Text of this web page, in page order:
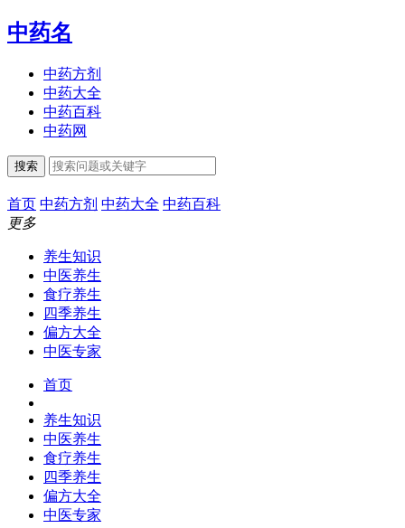
中药名
中药方剂
中药大全
中药百科
中药网
搜索
首页 中药方剂 中药大全 中药百科
更多
养生知识
中医养生
食疗养生
四季养生
偏方大全
中医专家
首页
养生知识
中医养生
食疗养生
四季养生
偏方大全
中医专家